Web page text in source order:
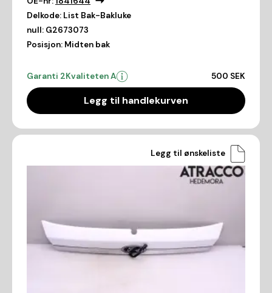
Delkode: List Bak-Bakluke
null: G2673073
Posisjon: Midten bak
Garanti 2Kvaliteten A 500 SEK
Legg til handlekurven
Legg til ønskeliste